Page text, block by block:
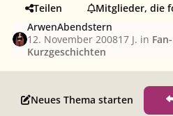
Teilen
Mitglieder, die
ArwenAbendstern
12. November 200817 J. in
Kurzgeschichten
Neues Thema starten